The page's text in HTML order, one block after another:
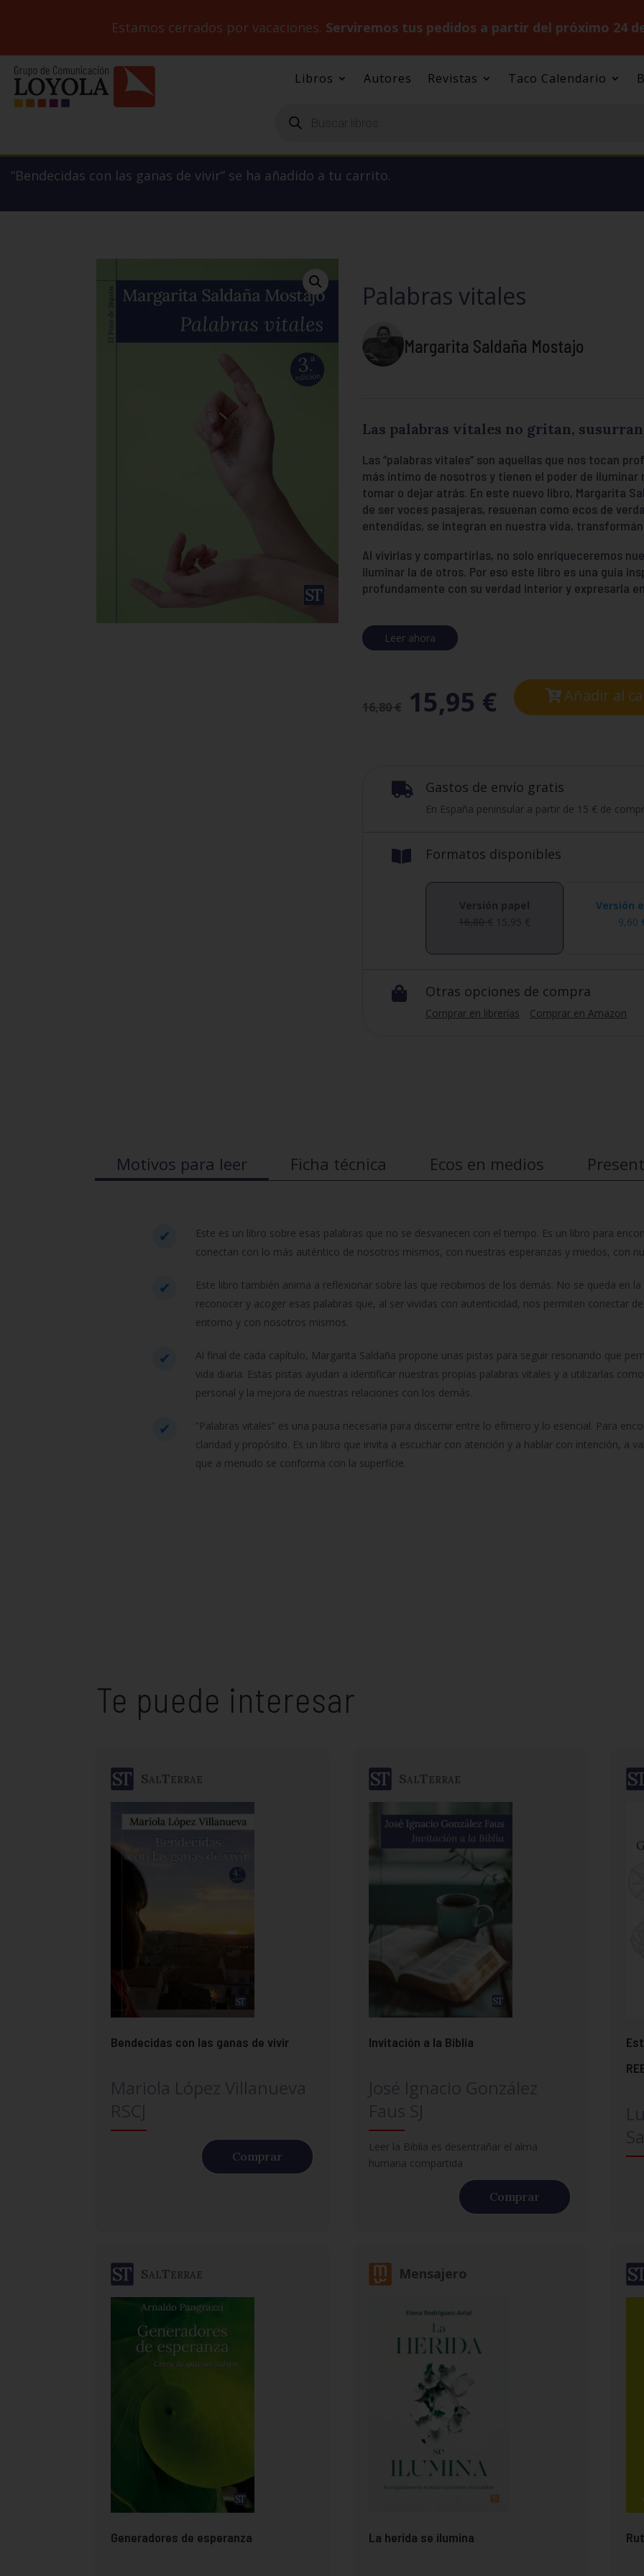
Estamos cerrados por vacaciones. Serviremos tus pedidos a partir del próximo 24
Libros Autores Revistas Taco Calendario
productos
“Bendecidas con las ganas de vivir” se ha añadido a tu carrito.
Palabras vitales
Margarita Saldaña Mostajo
Las palabras vitales no gritan,
Las “palabras vitales” son aquellas que nos tocan
más íntimo de nosotros y tienen el poder de iluminar
tomar o dejar atrás. En este nuevo libro, Margarita
de ser voces pasajeras, resuenan como ecos de
entendidas, se integran en nuestra vida,
Al vivirlas y compartirlas, no solo enriqueceremos
iluminar la de otros. Por eso este libro es una guía
profundamente con su verdad interior y expresarla
Leer ahora
16,80€ 15,95 € Añadir al
 Gastos de envío gratis
En España peninsular a partir de 15 € de
 Formatos disponibles
Versión papel
16,80€ 15,95 €
Versión
9,60
 Otras opciones de compra
Comprar en librerías Comprar en Amazon
Motivos para leer Ficha técnica Ecos en medios
Este es un libro sobre esas palabras que no se desvanecen con el tiempo. Es un libro para
conectan con lo más auténtico de nosotros mismos, con nuestras esperanzas y miedos, con
Este libro también anima a reflexionar sobre las que recibimos de los demás. No se queda en la
reconocer y acoger esas palabras que, al ser vividas con autenticidad, nos permiten conectar
entorno y con nosotros mismos.
Al final de cada capítulo, Margarita Saldaña propone unas pistas para seguir resonando que
vida diaria. Estas pistas ayudan a identificar nuestras propias palabras vitales y a utilizarlas
personal y la mejora de nuestras relaciones con los demás.
“Palabras vitales” es una pausa necesaria para discernir entre lo efímero y lo esencial. Para
claridad y propósito. Es un libro que invita a escuchar con atención y a hablar con intención, a
que a menudo se conforma con la superficie.
Te puede interesar
SalTerrae
Bendecidas con las ganas de vivir
Comprar
SalTerrae
Invitación a la Biblia
Leer la Biblia es desentrañar el alma
humana compartida
Comprar
SalTerrae
Generadores de esperanza
Mensajero
La herida se ilumina